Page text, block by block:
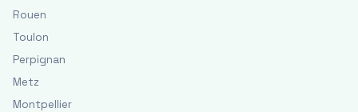
Rouen
Toulon
Perpignan
Metz
Montpellier